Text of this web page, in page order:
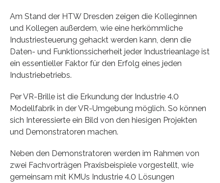
Am Stand der HTW Dresden zeigen die Kolleginnen
und Kollegen außerdem, wie eine herkömmliche
Industriesteuerung gehackt werden kann, denn die
Daten- und Funktionssicherheit jeder Industrieanlage ist
ein essentieller Faktor für den Erfolg eines jeden
Industriebetriebs.
Per VR-Brille ist die Erkundung der Industrie 4.0
Modellfabrik in der VR-Umgebung möglich. So können
sich Interessierte ein Bild von den hiesigen Projekten
und Demonstratoren machen.
Neben den Demonstratoren werden im Rahmen von
zwei Fachvorträgen Praxisbeispiele vorgestellt, wie
gemeinsam mit KMUs Industrie 4.0 Lösungen